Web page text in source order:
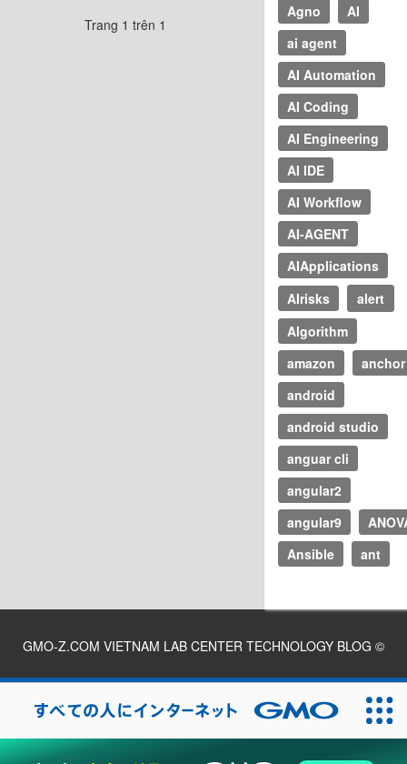
Trang 1 trên 1
Agno
AI
ai agent
AI Automation
AI Coding
AI Engineering
AI IDE
AI Workflow
AI-AGENT
AIApplications
AIrisks
alert
Algorithm
amazon
anchor
android
android studio
anguar cli
angular2
angular9
Ansible
ant
GMO-Z.COM VIETNAM LAB CENTER TECHNOLOGY BLOG ©
2026